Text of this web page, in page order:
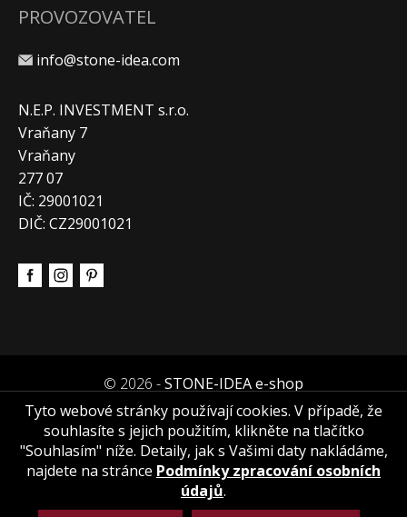
PROVOZOVATEL
info@stone-idea.com
N.E.P. INVESTMENT s.r.o.
Vraňany 7
Vraňany
277 07
IČ: 29001021
DIČ: CZ29001021
© 2026 -STONE-IDEA e-shop
Tyto webové stránky používají cookies. V případě, že
souhlasíte s jejich použitím, klikněte na tlačítko
"Souhlasím" níže. Detaily, jak s Vašimi daty nakládáme,
najdete na stránce Podmínky zpracování osobních
údajů.